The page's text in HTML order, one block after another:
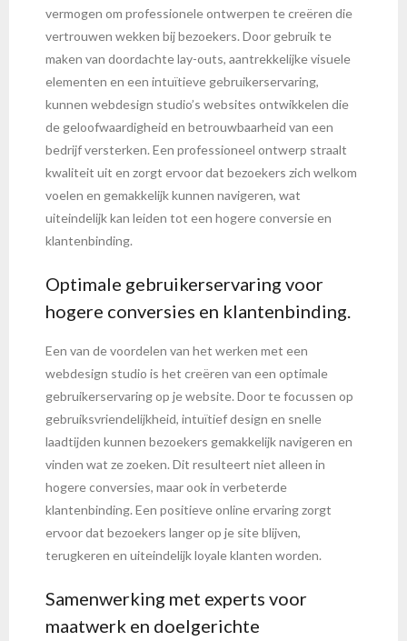
vermogen om professionele ontwerpen te creëren die
vertrouwen wekken bij bezoekers. Door gebruik te
maken van doordachte lay-outs, aantrekkelijke visuele
elementen en een intuïtieve gebruikerservaring,
kunnen webdesign studio’s websites ontwikkelen die
de geloofwaardigheid en betrouwbaarheid van een
bedrijf versterken. Een professioneel ontwerp straalt
kwaliteit uit en zorgt ervoor dat bezoekers zich welkom
voelen en gemakkelijk kunnen navigeren, wat
uiteindelijk kan leiden tot een hogere conversie en
klantenbinding.
Optimale gebruikerservaring voor
hogere conversies en klantenbinding.
Een van de voordelen van het werken met een
webdesign studio is het creëren van een optimale
gebruikerservaring op je website. Door te focussen op
gebruiksvriendelijkheid, intuïtief design en snelle
laadtijden kunnen bezoekers gemakkelijk navigeren en
vinden wat ze zoeken. Dit resulteert niet alleen in
hogere conversies, maar ook in verbeterde
klantenbinding. Een positieve online ervaring zorgt
ervoor dat bezoekers langer op je site blijven,
terugkeren en uiteindelijk loyale klanten worden.
Samenwerking met experts voor
maatwerk en doelgerichte